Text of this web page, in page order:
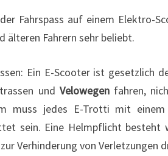
Fahrspass auf einem Elektro-
älteren Fahrern sehr beliebt.
Ein E-Scooter ist gesetzlich
und Velowegenfahren,
muss jedes E-Trotti mit
sein. Eine Helmpflicht besteht
Verhinderung von Verletzungen